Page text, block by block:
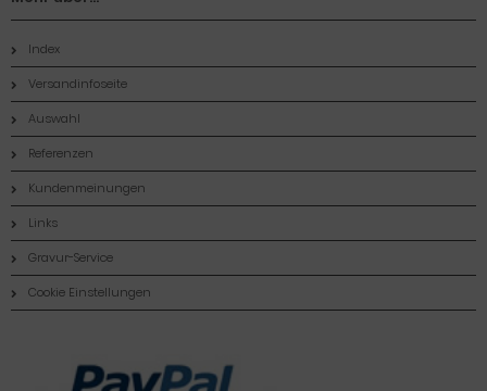
Index
Versandinfoseite
Auswahl
Referenzen
Kundenmeinungen
Links
Gravur-Service
Cookie Einstellungen
Zahlungsmethoden